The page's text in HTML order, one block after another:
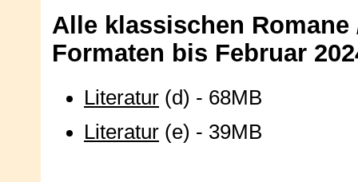
Alle klassischen
Formaten bis Februar
Literatur (d) - 68MB
Literatur (e) - 39MB